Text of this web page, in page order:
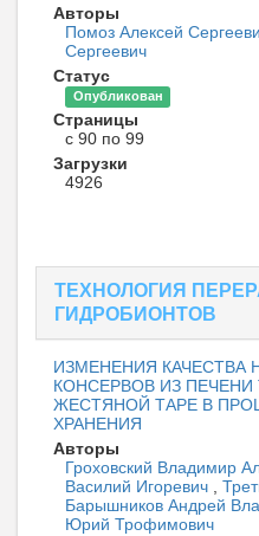
Авторы
Помоз Алексей
Сергеевич
Статус
Опубликован
Страницы
с 90 по 99
Загрузки
4926
ТЕХНОЛОГИЯ
ГИДРОБИОНТОВ
ИЗМЕНЕНИЯ КАЧЕСТВА
КОНСЕРВОВ ИЗ
ЖЕСТЯНОЙ ТАРЕ В
ХРАНЕНИЯ
Авторы
Гроховский Владимир
Василий Игоревич ,
Барышников Андрей
Юрий Трофимович